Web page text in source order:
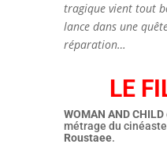
tragique vient tout
lance dans une
réparation…
LE
WOMAN AND CHILD
métrage du
Roustaee.